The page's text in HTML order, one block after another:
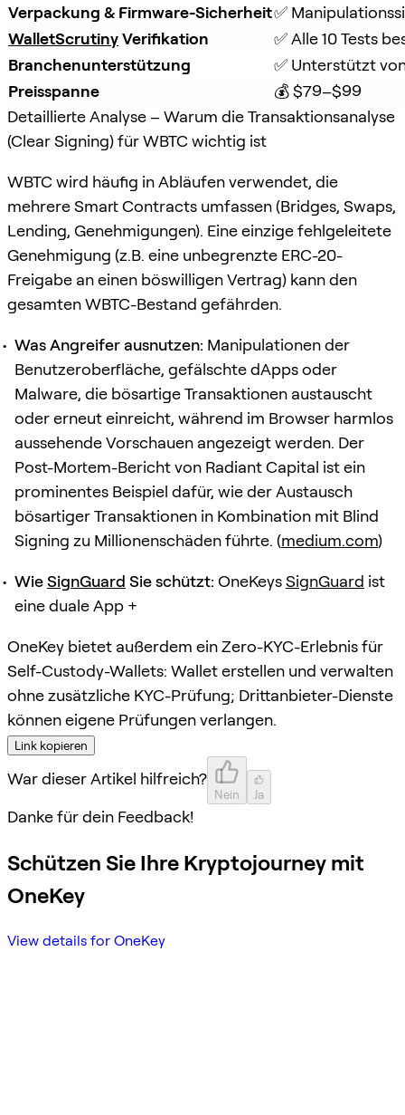
Verpackung & Firmware-Sicherheit✅
WalletScrutiny Verifikation
✅ Alle 10 Tests
Branchenunterstützung
✅ Unterstützt
Preisspanne
💰 $79–$99
Detaillierte Analyse – Warum die Transaktionsanalyse
(Clear Signing) für WBTC wichtig ist
WBTC wird häufig in Abläufen verwendet, die
mehrere Smart Contracts umfassen (Bridges, Swaps,
Lending, Genehmigungen). Eine einzige fehlgeleitete
Genehmigung (z.B. eine unbegrenzte ERC-20-
Freigabe an einen böswilligen Vertrag) kann den
gesamten WBTC-Bestand gefährden.
Was Angreifer ausnutzen: Manipulationen der
Benutzeroberfläche, gefälschte dApps oder
Malware, die bösartige Transaktionen austauscht
oder erneut einreicht, während im Browser harmlos
aussehende Vorschauen angezeigt werden. Der
Post-Mortem-Bericht von Radiant Capital ist ein
prominentes Beispiel dafür, wie der Austausch
bösartiger Transaktionen in Kombination mit Blind
Signing zu Millionenschäden führte. (medium.com)
WieSignGuard Sie schützt: OneKeysSignGuard ist
eine duale App +
OneKey bietet außerdem ein Zero-KYC-Erlebnis für
Self-Custody-Wallets: Wallet erstellen und verwalten
ohne zusätzliche KYC-Prüfung; Drittanbieter-Dienste
können eigene Prüfungen verlangen.
Link kopieren
War dieser Artikel hilfreich?
Nein Ja
Danke für dein Feedback!
Schützen Sie Ihre Kryptojourney mit
OneKey
View details for OneKey